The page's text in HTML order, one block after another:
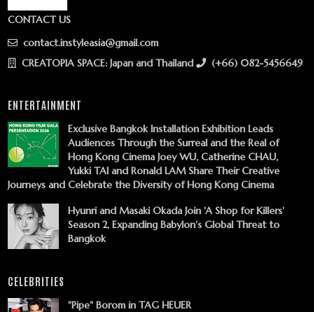
CONTACT US
contact.instyleasia@gmail.com
CREATOPIA SPACE: Japan and Thailand
(+66) 082-5456649
ENTERTAINMENT
Exclusive Bangkok Installation Exhibition Leads
Audiences Through the Surreal and the Real of
Hong Kong Cinema Joey WU, Catherine CHAU,
Yukki TAI and Ronald LAM Share Their Creative
Journeys and Celebrate the Diversity of Hong Kong Cinema
Hyunri and Masaki Okada Join 'A Shop for Killers'
Season 2, Expanding Babylon's Global Threat to
Bangkok
CELEBRITIES
"Pipe" Borom in TAG HEUER